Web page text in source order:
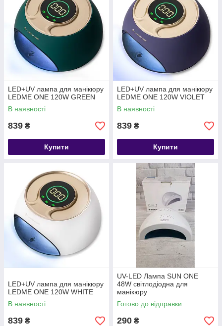
LED+UV лампа для манікюру
LEDME ONE 120W GREEN
В наявності
839 ₴
Купити
LED+UV лампа для манікюру
LEDME ONE 120W VIOLET
В наявності
839 ₴
Купити
LED+UV лампа для манікюру
LEDME ONE 120W WHITE
В наявності
839 ₴
UV-LED Лампа SUN ONE
48W світлодіодна для
манікюру
Готово до відправки
290 ₴